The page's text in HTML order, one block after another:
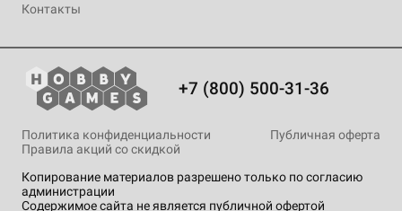
Контакты
+7 (800) 500-31-36
Копирование материалов разрешено только по согласию
администрации
Содержимое сайта не является публичной офертой
Политика конфиденциальности
Публичная оферта
Правила акций со скидкой